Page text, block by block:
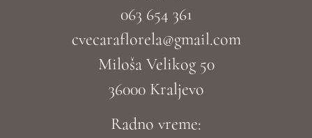
063 654 361
cvecaraflorela@gmail.com
Miloša Velikog 50
36000 Kraljevo
Radno vreme: